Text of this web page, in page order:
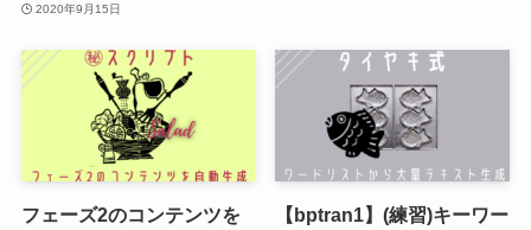
2020年9月15日
フェーズ2のコンテンツを
【bptran1】(練習)キーワー